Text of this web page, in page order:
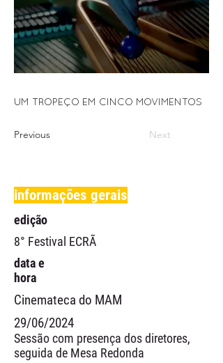
UM TROPEÇO EM CINCO MOVIMENTOS
Previous Next
informações gerais
edição
8° Festival ECRÃ
data e
hora
Cinemateca do MAM
29/06/2024
Sessão com presença dos diretores,
seguida de Mesa Redonda